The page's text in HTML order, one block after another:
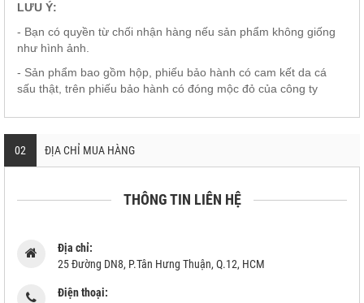
LƯU Ý:
- Bạn có quyền từ chối nhận hàng nếu sản phẩm không giống
như hình ảnh.
- Sản phẩm bao gồm hộp, phiếu bảo hành có cam kết da cá
sấu thật, trên phiếu bảo hành có đóng mộc đỏ của công ty
02 ĐỊA CHỈ MUA HÀNG
THÔNG TIN LIÊN HỆ
Địa chỉ:
25 Đường DN8, P.Tân Hưng Thuận, Q.12, HCM
Điện thoại: